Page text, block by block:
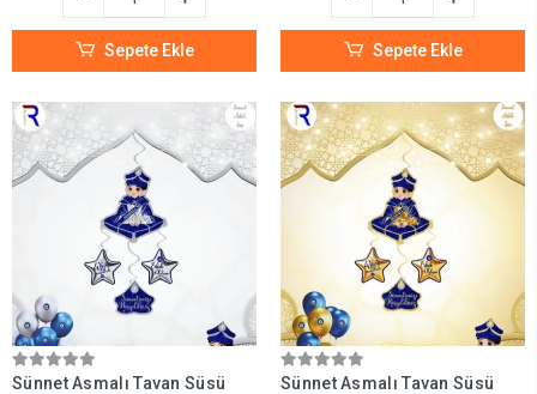
Sepete Ekle Sepete Ekle
Sünnet Asmalı Tavan Süsü
Sünnet Asmalı Tavan Süsü